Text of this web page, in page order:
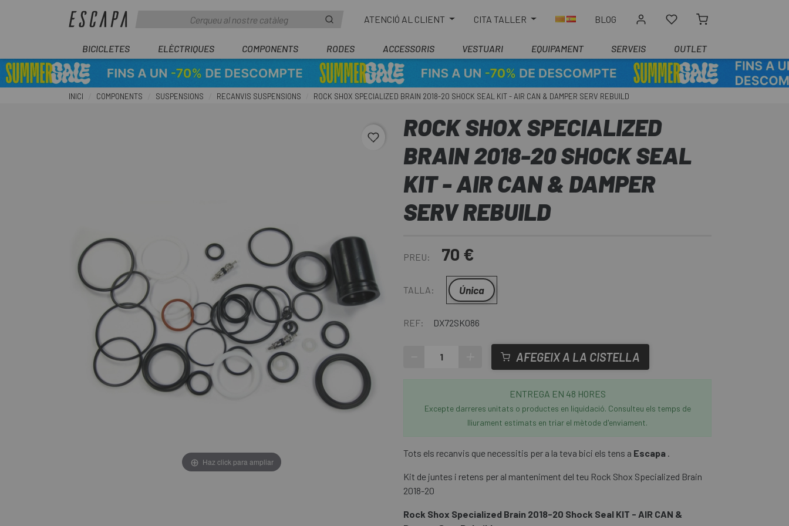
ATENCIÓ AL CLIENT CITA TALLER BLOG
BICICLETES ELÈCTRIQUES COMPONENTS RODES ACCESSORIS VESTUARI EQUIPAMENT SERVEIS OUTLET
INICI COMPONENTS SUSPENSIONS RECANVIS SUSPENSIONS ROCK SHOX SPECIALIZED BRAIN 2018-20 SHOCK SEAL KIT - AIR CAN & DAMPER SERV REBUILD
favorite_border
Haz click para ampliar
ROCK SHOX SPECIALIZED
BRAIN 2018-20 SHOCK SEAL
KIT - AIR CAN & DAMPER
SERV REBUILD
PREU: 70 €
TALLA: Única
REF: DX72SK086
AFEGEIX A LA CISTELLA
ENTREGA EN 48 HORES
Excepte darreres unitats o productes en liquidació. Consulteu els temps de
lliurament estimats en triar el mètode d'enviament.
Tots els recanvis que necessitis per a la teva bici els tens a Escapa .
Kit de juntes i retens per al manteniment del teu Rock Shox Specialized Brain
2018-20
Rock Shox Specialized Brain 2018-20 Shock Seal KIT - AIR CAN &